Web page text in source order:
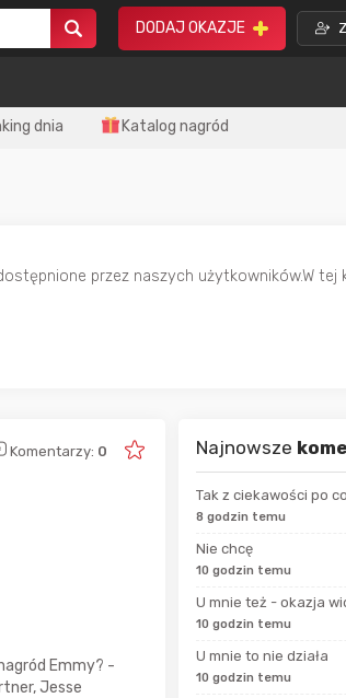
DODAJ OKAZJE
dnia Katalog nagród
przez naszych użytkowników.W tej
Komentarzy: 0
Emmy? -
Jesse
Najnowsze
Tak z ciekawości po
8 godzin temu
Nie chcę
10 godzin temu
U mnie też - okazja
10 godzin temu
U mnie to nie działa
10 godzin temu